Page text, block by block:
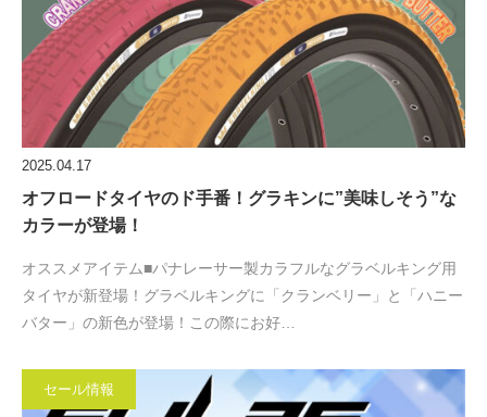
2025.04.17
オフロードタイヤのド手番！グラキンに”美味しそう”な
カラーが登場！
オススメアイテム■パナレーサー製カラフルなグラベルキング用
タイヤが新登場！グラベルキングに「クランベリー」と「ハニー
バター」の新色が登場！この際にお好…
セール情報